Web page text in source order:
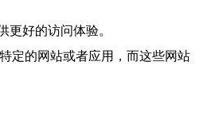
好的访问体验。
定的网站或者应用，而这些网站